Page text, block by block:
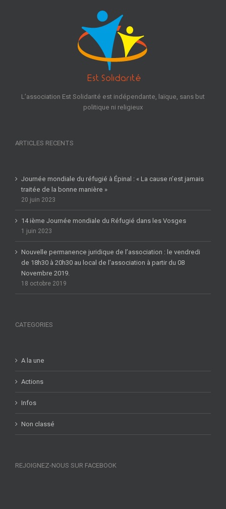
L’association Est Solidarité est indépendante, laïque, sans but
politique ni religieux
ARTICLES RECENTS
Journée mondiale du réfugié à Épinal : « La cause n’est jamais
traitée de la bonne manière »
20 juin 2023
14 ième Journée mondiale du Réfugié dans les Vosges
1 juin 2023
Nouvelle permanence juridique de l’association : le vendredi
de 18h30 à 20h30 au local de l’association à partir du 08
Novembre 2019.
18 octobre 2019
CATEGORIES
A la une
Actions
Infos
Non classé
REJOIGNEZ-NOUS SUR FACEBOOK